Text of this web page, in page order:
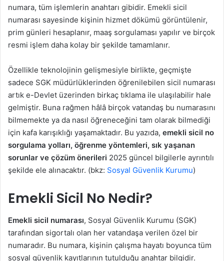
numara, tüm işlemlerin anahtarı gibidir. Emekli sicil
numarası sayesinde kişinin hizmet dökümü görüntülenir,
prim günleri hesaplanır, maaş sorgulaması yapılır ve birçok
resmi işlem daha kolay bir şekilde tamamlanır.
Özellikle teknolojinin gelişmesiyle birlikte, geçmişte
sadece SGK müdürlüklerinden öğrenilebilen sicil numarası
artık e-Devlet üzerinden birkaç tıklama ile ulaşılabilir hale
gelmiştir. Buna rağmen hâlâ birçok vatandaş bu numarasını
bilmemekte ya da nasıl öğreneceğini tam olarak bilmediği
için kafa karışıklığı yaşamaktadır. Bu yazıda, emekli sicil no
sorgulama yolları, öğrenme yöntemleri, sık yaşanan
sorunlar ve çözüm önerileri 2025 güncel bilgilerle ayrıntılı
şekilde ele alınacaktır. (bkz: Sosyal Güvenlik Kurumu)
Emekli Sicil No Nedir?
Emekli sicil numarası, Sosyal Güvenlik Kurumu (SGK)
tarafından sigortalı olan her vatandaşa verilen özel bir
numaradır. Bu numara, kişinin çalışma hayatı boyunca tüm
sosyal güvenlik kayıtlarının tutulduğu anahtar bilgidir.